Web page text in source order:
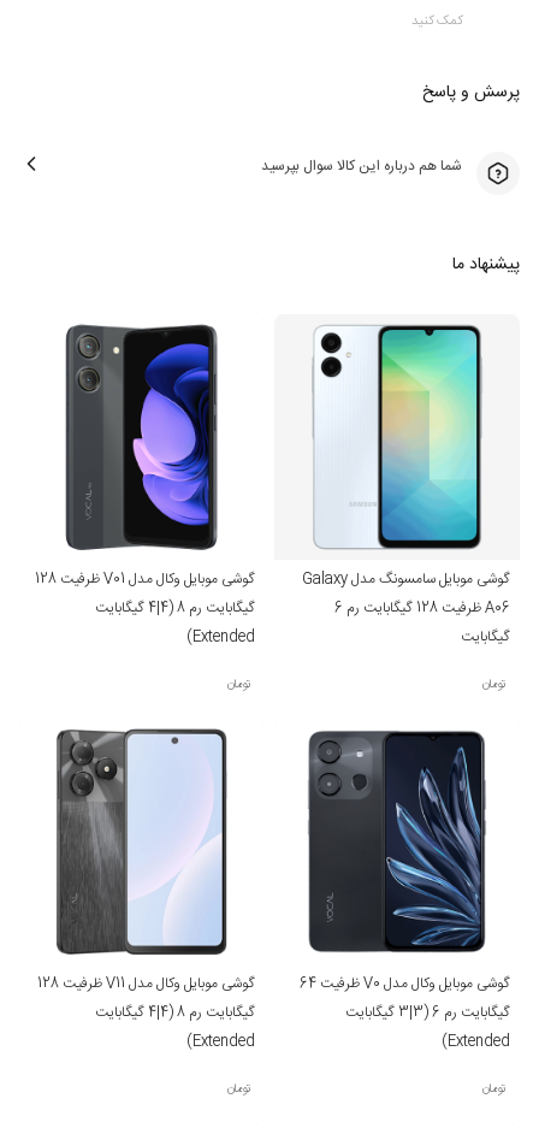
کمک کنید
پرسش و پاسخ
شما هم درباره این کالا سوال بپرسید
پیشنهاد ما
گوشی موبایل سامسونگ مدل Galaxy
A06 ظرفیت 128 گیگابایت رم 6
گیگابایت
تومان
گوشی موبایل وکال مدل V01 ظرفیت 128
گیگابایت رم 8 (4|4 گیگابایت
Extended)
تومان
گوشی موبایل وکال مدل V0 ظرفیت 64
گیگابایت رم 6 (3|3 گیگابایت
Extended)
تومان
گوشی موبایل وکال مدل V11 ظرفیت 128
گیگابایت رم 8 (4|4 گیگابایت
Extended)
تومان